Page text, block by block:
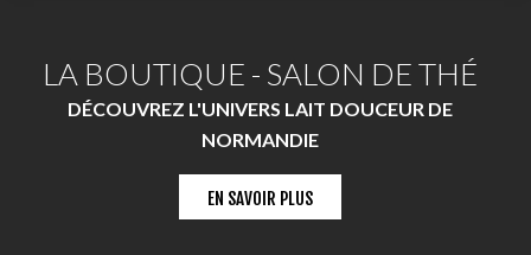
LA BOUTIQUE - SALON DE THÉ
DÉCOUVREZ L'UNIVERS LAIT DOUCEUR DE
NORMANDIE
EN SAVOIR PLUS